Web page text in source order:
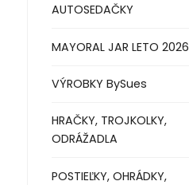
AUTOSEDAČKY
MAYORAL JAR LETO 2026
VÝROBKY BySues
HRAČKY, TROJKOLKY,
ODRÁŽADLA
POSTIEĽKY, OHRÁDKY,